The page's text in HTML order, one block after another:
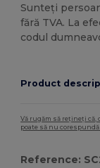
Sunteți
fără TVA. La
codul
Product
Vă rugăm să rețineți
poate să nu
Reference: